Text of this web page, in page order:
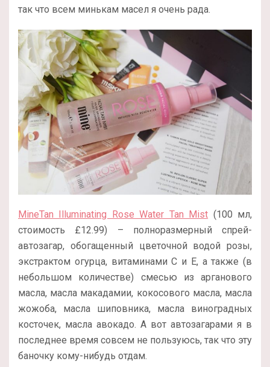
так что всем минькам масел я очень рада.
MineTan Illuminating Rose Water Tan Mist (100 мл,
стоимость £12.99) – полноразмерный спрей-
автозагар, обогащенный цветочной водой розы,
экстрактом огурца, витаминами С и Е, а также (в
небольшом количестве) смесью из арганового
масла, масла макадамии, кокосового масла, масла
жожоба, масла шиповника, масла виноградных
косточек, масла авокадо. А вот автозагарами я в
последнее время совсем не пользуюсь, так что эту
баночку кому-нибудь отдам.